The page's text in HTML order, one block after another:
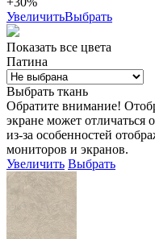
УвеличитьВыбрать
Показать все цвета
Патина
Выбрать ткань
Обратите внимание!
экране может отличаться
из-за особенностей
мониторов и экранов.
Увеличить Выбрать